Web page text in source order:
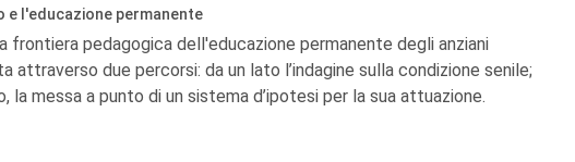
e l'educazione permanente
frontiera pedagogica dell'educazione permanente degli anziani
attraverso due percorsi: da un lato l’indagine sulla condizione senile;
la messa a punto di un sistema d’ipotesi per la sua attuazione.